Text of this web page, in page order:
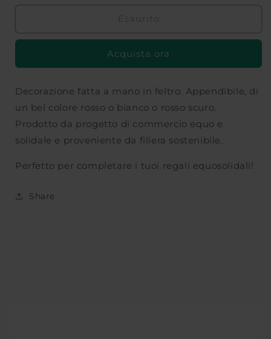
feltro-
feltro-
Acquista ora
Decorazione fatta a mano in feltro. Appendibile, di
un bel colore rosso o bianco o rosso scuro.
Prodotto da progetto di commercio equo e
solidale e proveniente da filiera sostenibile.
Perfetto per completare i tuoi regali equosolidali!
Share